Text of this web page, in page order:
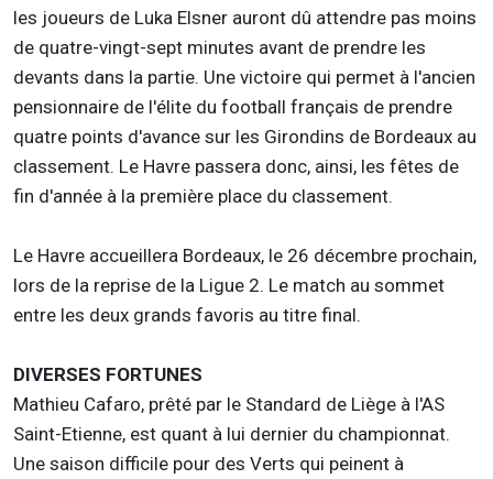
les joueurs de Luka Elsner auront dû attendre pas moins
de quatre-vingt-sept minutes avant de prendre les
devants dans la partie. Une victoire qui permet à l'ancien
pensionnaire de l'élite du football français de prendre
quatre points d'avance sur les Girondins de Bordeaux au
classement. Le Havre passera donc, ainsi, les fêtes de
fin d'année à la première place du classement.
Le Havre accueillera Bordeaux, le 26 décembre prochain,
lors de la reprise de la Ligue 2. Le match au sommet
entre les deux grands favoris au titre final.
DIVERSES FORTUNES
Mathieu Cafaro, prêté par le Standard de Liège à l'AS
Saint-Etienne, est quant à lui dernier du championnat.
Une saison difficile pour des Verts qui peinent à